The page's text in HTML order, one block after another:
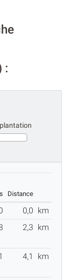
:
Distance
0,0
km
2,3 km
4,1 km